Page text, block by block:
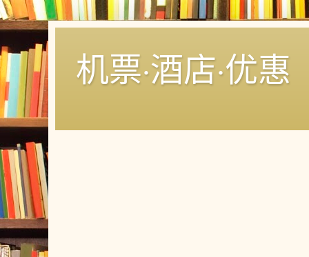
机票·酒店·优惠